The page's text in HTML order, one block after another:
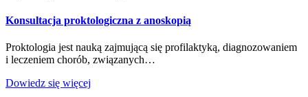
Konsultacja proktologiczna z anoskopią
Proktologia jest nauką zajmującą się profilaktyką, diagnozowaniem
i leczeniem chorób, związanych…
Dowiedz się więcej